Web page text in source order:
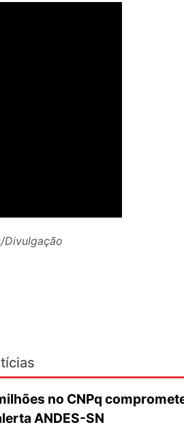
Divulgação
no CNPq
ANDES-SN